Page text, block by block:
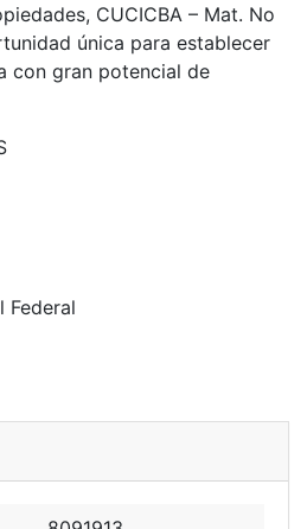
CUCICBA – Mat. No
única para establecer
con gran potencial de
Federal